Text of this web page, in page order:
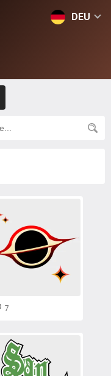
DEU
7